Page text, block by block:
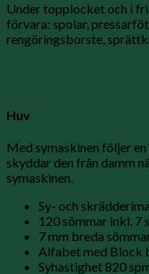
Under topplocket och i
förvara: spolar,
rengöringsborste,
Huv
Med symaskinen följer
skyddar den från damm
symaskinen.
Sy- och
120 sömmar inkl. 7
7 mm breda
Alfabet med Block
Syhastighet 820